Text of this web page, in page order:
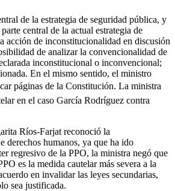
de la estrategia de seguridad pública, y
central de la actual estrategia de
acción de inconstitucionalidad en discusión
de analizar la convencionalidad de
inconstitucional o inconvencional;
En el mismo sentido, el ministro
páginas de la Constitución. La ministra
en el caso García Rodríguez contra
Ríos-Farjat reconoció la
derechos humanos, ya que ha ido
regresivo de la PPO, la ministra negó que
es la medida cautelar más severa a la
en invalidar las leyes secundarias,
sea justificada.